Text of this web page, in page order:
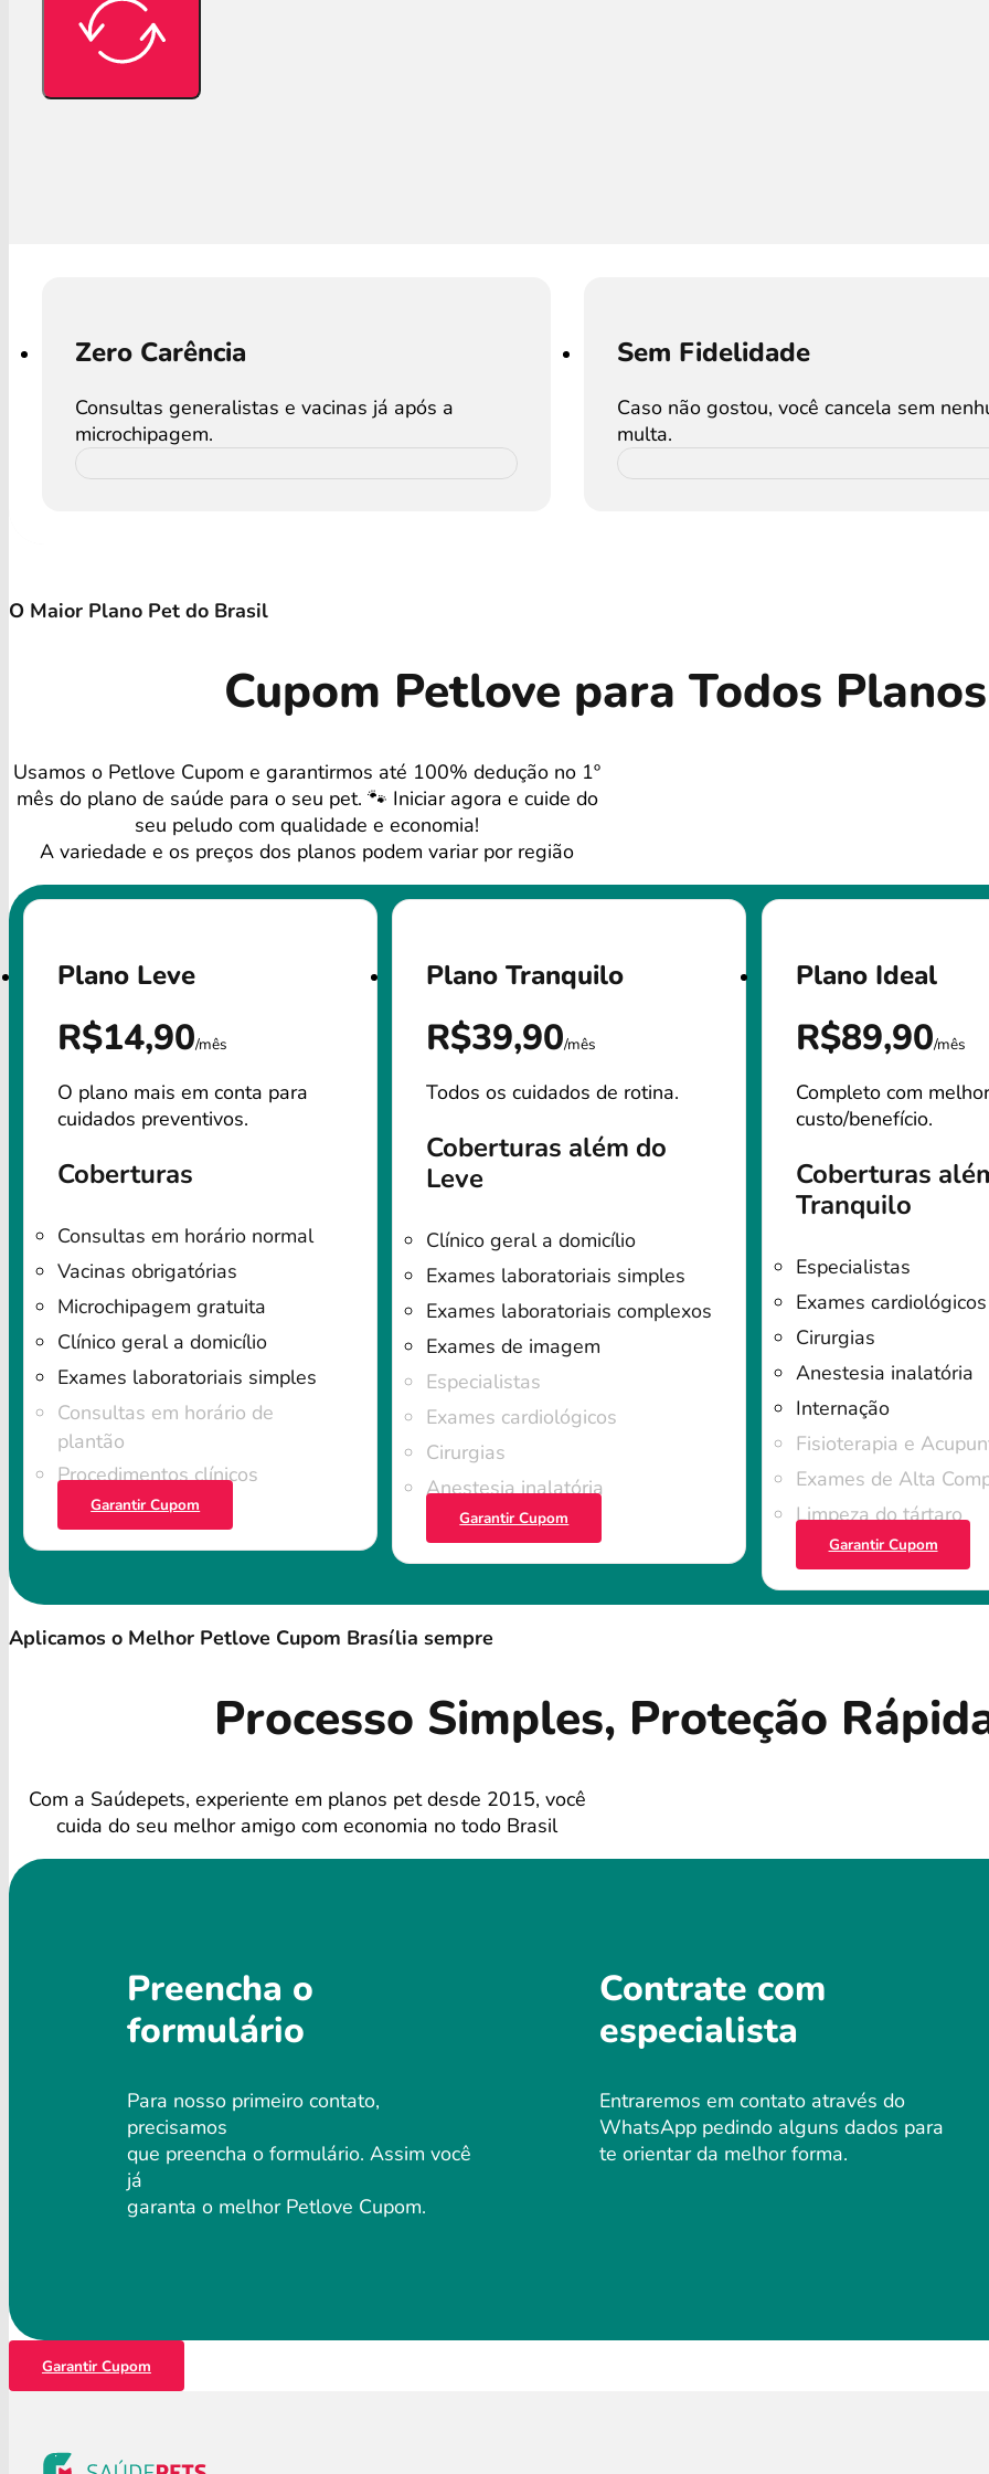
Zero Carência
Consultas generalistas e vacinas já após a
microchipagem.
Sem Fidelidade
Caso não gostou, você cancela sem
multa.
O Maior Plano Pet do Brasil
Cupom Petlove para Todos Planos
Usamos o Petlove Cupom e garantirmos até 100% dedução no 1º
mês do plano de saúde para o seu pet. 🐾 Iniciar agora e cuide do
seu peludo com qualidade e economia!
A variedade e os preços dos planos podem variar por região
Plano Leve
R$14,90/mês
O plano mais em conta para
cuidados preventivos.
Coberturas
Consultas em horário normal
Vacinas obrigatórias
Microchipagem gratuita
Clínico geral a domicílio
Exames laboratoriais simples
Consultas em horário de
plantão
Procedimentos clínicos
Garantir Cupom
Plano Tranquilo
R$39,90/mês
Todos os cuidados de rotina.
Coberturas além do
Leve
Clínico geral a domicílio
Exames laboratoriais simples
Exames laboratoriais complexos
Exames de imagem
Especialistas
Exames cardiológicos
Cirurgias
Anestesia inalatória
Garantir Cupom
Plano Ideal
R$89,90/mês
Completo com melhor
custo/benefício.
Coberturas
Tranquilo
Especialistas
Exames cardiológicos
Cirurgias
Anestesia inalatória
Internação
Fisioterapia e
Exames de Alta
Limpeza do tártaro
Garantir Cupom
Aplicamos o Melhor Petlove Cupom Brasília sempre
Processo Simples, Proteção
Com a Saúdepets, experiente em planos pet desde 2015, você
cuida do seu melhor amigo com economia no todo Brasil
Preencha o
formulário
Para nosso primeiro contato,
precisamos
que preencha o formulário. Assim você
já
garanta o melhor Petlove Cupom.
Contrate com
especialista
Entraremos em contato através do
WhatsApp pedindo alguns dados para
te orientar da melhor forma.
Garantir Cupom